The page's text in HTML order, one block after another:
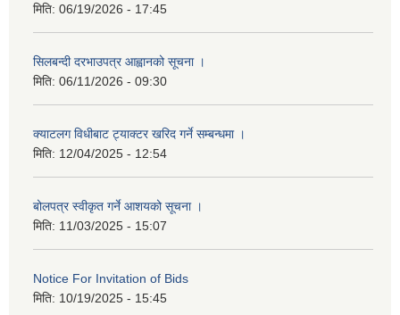
मिति: 06/19/2026 - 17:45
सिलबन्दी दरभाउपत्र आह्वानको सूचना ।
मिति: 06/11/2026 - 09:30
क्याटलग विधीबाट ट्याक्टर खरिद गर्ने सम्बन्धमा ।
मिति: 12/04/2025 - 12:54
बोलपत्र स्वीकृत गर्ने आशयको सूचना ।
मिति: 11/03/2025 - 15:07
Notice For Invitation of Bids
मिति: 10/19/2025 - 15:45